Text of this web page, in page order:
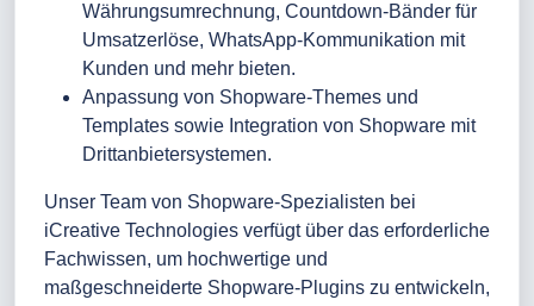
Währungsumrechnung, Countdown-Bänder für
Umsatzerlöse, WhatsApp-Kommunikation mit
Kunden und mehr bieten.
Anpassung von Shopware-Themes und
Templates sowie Integration von Shopware mit
Drittanbietersystemen.
Unser Team von Shopware-Spezialisten bei
iCreative Technologies verfügt über das erforderliche
Fachwissen, um hochwertige und
maßgeschneiderte Shopware-Plugins zu entwickeln,